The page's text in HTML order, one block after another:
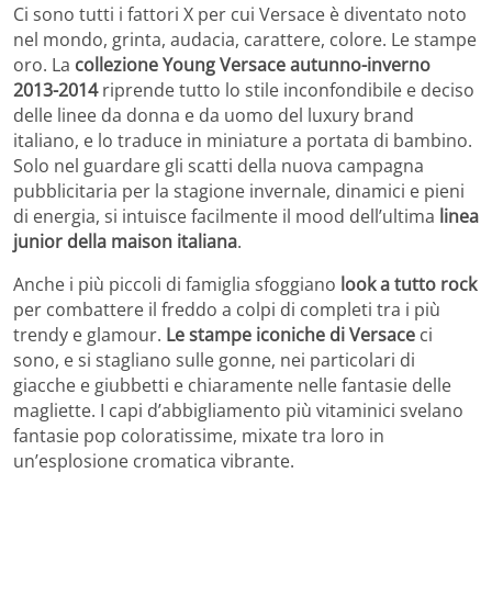
Ci sono tutti i fattori X per cui Versace è diventato noto
nel mondo, grinta, audacia, carattere, colore. Le stampe
oro. La collezione Young Versace autunno-inverno
2013-2014riprende tutto lo stile inconfondibile e deciso
delle linee da donna e da uomo del luxury brand
italiano, e lo traduce in miniature a portata di bambino.
Solo nel guardare gli scatti della nuova campagna
pubblicitaria per la stagione invernale, dinamici e pieni
di energia, si intuisce facilmente il mood dell’ultima linea
junior della maison italiana.
Anche i più piccoli di famiglia sfoggiano look a tutto rock
per combattere il freddo a colpi di completi tra i più
trendy e glamour. Le stampe iconiche di Versace ci
sono, e si stagliano sulle gonne, nei particolari di
giacche e giubbetti e chiaramente nelle fantasie delle
magliette. I capi d’abbigliamento più vitaminici svelano
fantasie pop coloratissime, mixate tra loro in
un’esplosione cromatica vibrante.